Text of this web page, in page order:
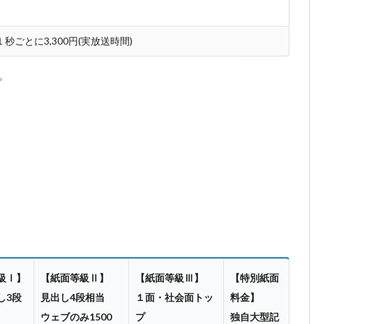
ごとに3,300円(実放送時間)
Ⅰ】
3段
【紙面等級Ⅱ】
見出し4段相当
ウェブのみ1500
【紙面等級Ⅲ】
１面・社会面トッ
プ
【特別紙面
料金】
独自大型記